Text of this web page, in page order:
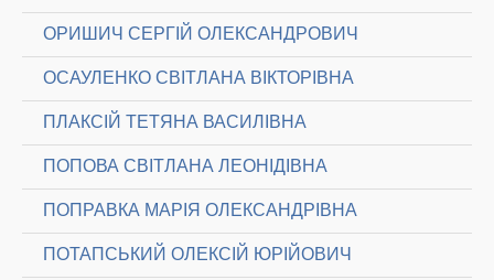
ОРИШИЧ СЕРГІЙ ОЛЕКСАНДРОВИЧ
ОСАУЛЕНКО СВІТЛАНА ВІКТОРІВНА
ПЛАКСІЙ ТЕТЯНА ВАСИЛІВНА
ПОПОВА СВІТЛАНА ЛЕОНІДІВНА
ПОПРАВКА МАРІЯ ОЛЕКСАНДРІВНА
ПОТАПСЬКИЙ ОЛЕКСІЙ ЮРІЙОВИЧ